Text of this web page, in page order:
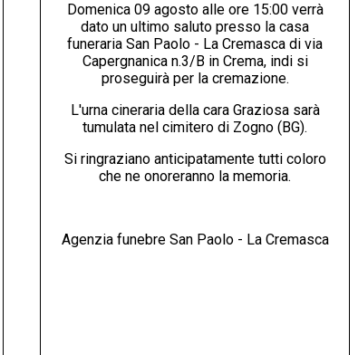
Domenica 09 agosto alle ore 15:00 verrà
dato un ultimo saluto presso la casa
funeraria San Paolo - La Cremasca di via
Capergnanica n.3/B in Crema, indi si
proseguirà per la cremazione.
L'urna cineraria della cara Graziosa sarà
tumulata nel cimitero di Zogno (BG).
Si ringraziano anticipatamente tutti coloro
che ne onoreranno la memoria.
Agenzia funebre San Paolo - La Cremasca